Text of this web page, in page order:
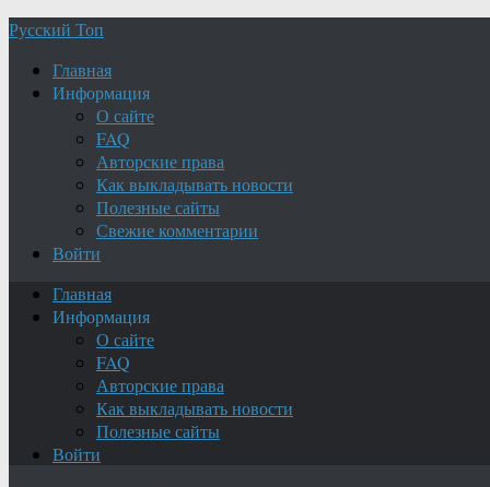
Русский Топ
Главная
Информация
О сайте
FAQ
Авторские права
Как выкладывать новости
Полезные сайты
Свежие комментарии
Войти
Главная
Информация
О сайте
FAQ
Авторские права
Как выкладывать новости
Полезные сайты
Войти